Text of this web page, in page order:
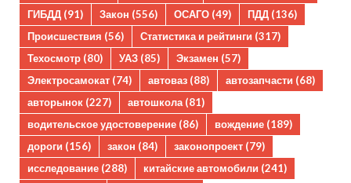
ГИБДД (91) Закон (556) ОСАГО (49) ПДД (136)
Происшествия (56) Статистика и рейтинги (317)
Техосмотр (80) УАЗ (85) Экзамен (57)
Электросамокат (74) автоваз (88) автозапчасти (68)
авторынок (227) автошкола(81)
водительское удостоверение (86) вождение (189)
дороги (156) закон (84) законопроект (79)
исследование (288) китайские автомобили (241)